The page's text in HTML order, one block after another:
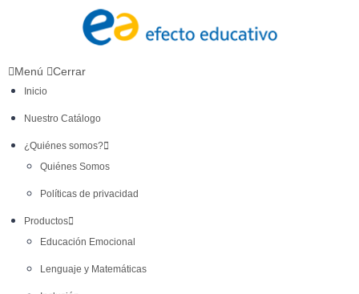
Menú Cerrar
Inicio
Nuestro Catálogo
¿Quiénes somos?
Quiénes Somos
Políticas de privacidad
Productos
Educación Emocional
Lenguaje y Matemáticas